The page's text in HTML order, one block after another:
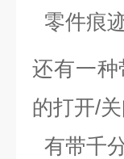
零件痕
还有一
的打开/关
有带千